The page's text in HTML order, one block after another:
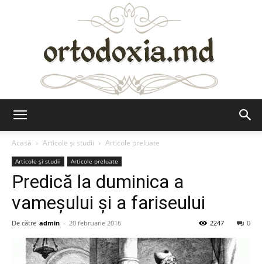
Acasă
Articole şi studii Articole preluate
Articole şi studii Articole preluate
Predică la duminica a
vameșului și a fariseului
De către admin - 20 februarie 2016 0
2247